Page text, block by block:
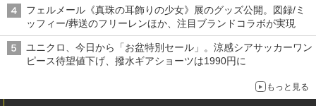
フェルメール《真珠の耳飾りの少女》展のグッズ公開。図録/ミ
ッフィー/葬送のフリーレンほか、注目ブランドコラボが実現
ユニクロ、今日から「お盆特別セール」。涼感シアサッカーワン
ピース待望値下げ、撥水ギアショーツは1990円に
もっと見る